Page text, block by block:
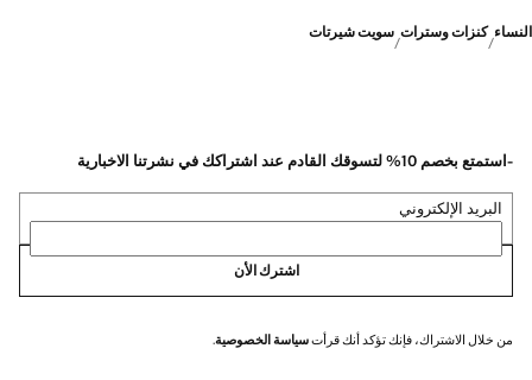
النساء كنزات وسترات سويت شيرتات
-استمتع بخصم 10% لتسوقك القادم عند اشتراكك في نشرتنا الاخبارية
البريد الإلكتروني
اشترك الأن
من خلال الاشتراك، فإنك تؤكد أنك قرأتسياسة الخصوصية.